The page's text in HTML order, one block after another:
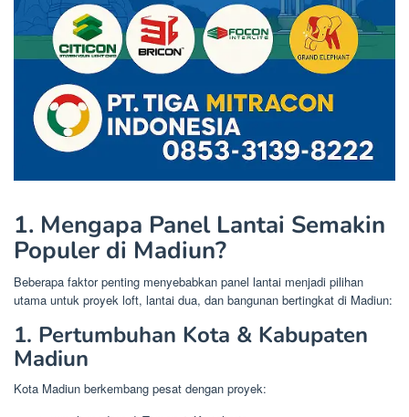
1. Mengapa Panel Lantai Semakin
Populer di Madiun?
Beberapa faktor penting menyebabkan panel lantai menjadi pilihan
utama untuk proyek loft, lantai dua, dan bangunan bertingkat di Madiun:
1. Pertumbuhan Kota & Kabupaten
Madiun
Kota Madiun berkembang pesat dengan proyek: